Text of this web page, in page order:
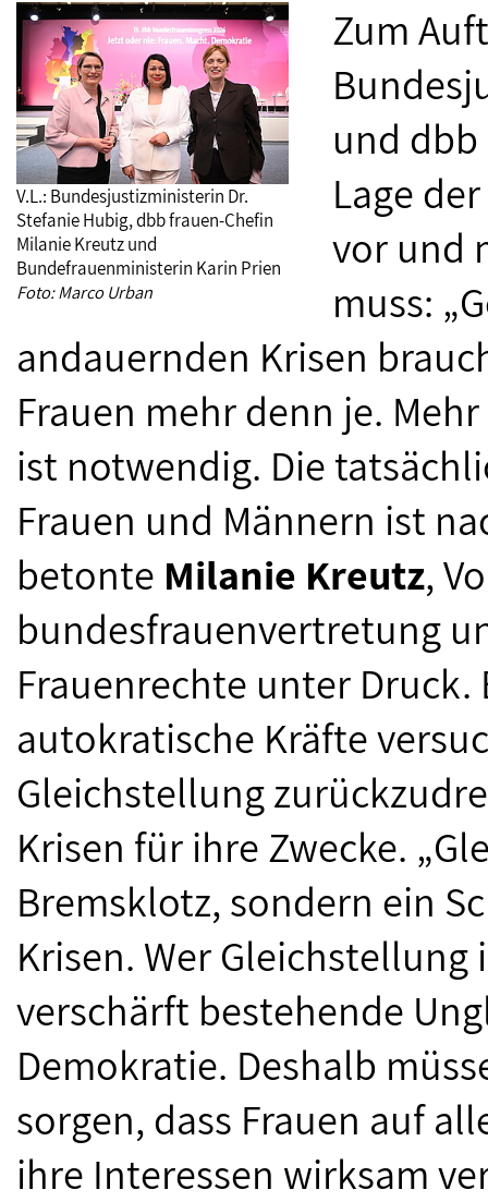
V.L.: Bundesjustizministerin Dr.
Stefanie Hubig, dbb frauen-Chefin
Milanie Kreutz und
Bundefrauenministerin Karin Prien
Foto: Marco Urban
Zum
und
Lage
vor und
muss:
andauernden Krisen
Frauen mehr denn je.
ist notwendig. Die
Frauen und Männern ist
betonte Milanie Kreutz,
bundesfrauenvertretung
Frauenrechte unter
autokratische Kräfte
Gleichstellung
Krisen für ihre Zwecke.
Bremsklotz, sondern ein
Krisen. Wer
verschärft bestehende
Demokratie. Deshalb
sorgen, dass Frauen auf
ihre Interessen wirksam